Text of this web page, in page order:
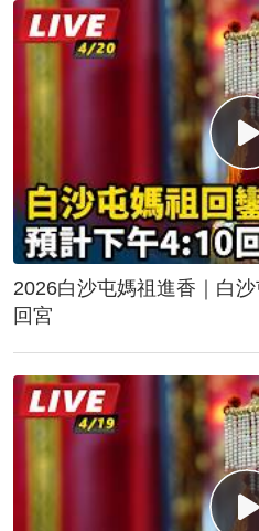
2026白沙屯媽祖進香｜白沙屯媽祖回
回宮